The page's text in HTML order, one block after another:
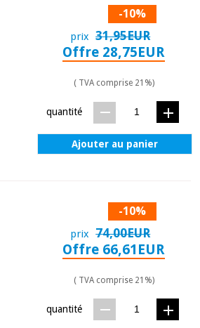
-10%
prix 31,95EUR
Offre 28,75EUR
( TVA comprise 21%)
quantité
Ajouter au panier
-10%
prix 74,00EUR
Offre 66,61EUR
( TVA comprise 21%)
quantité